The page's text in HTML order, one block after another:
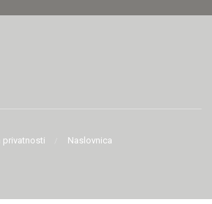
privatnosti Naslovnica